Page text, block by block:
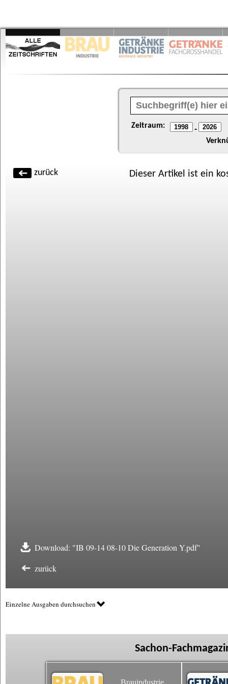
Zeitraum: -
zurück Dieser Artikel ist ein
Download: "IB 09-14 08-10 Die Generation Y.pdf"
zurück
Einzelne Ausgaben durchsuchen
Sachon-
Brauindustrie